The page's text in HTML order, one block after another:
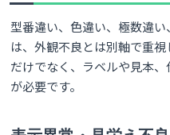
型番違い、色違い、極数違
は、外観不良とは別軸で重
だけでなく、ラベルや見本
が必要です。